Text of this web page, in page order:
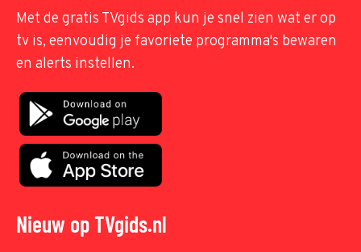
Met de gratis TVgids app kun je snel zien wat er op
tv is, eenvoudig je favoriete programma's bewaren
en alerts instellen.
Nieuw op TVgids.nl